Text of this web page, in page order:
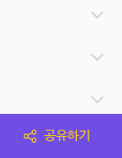
공유하기